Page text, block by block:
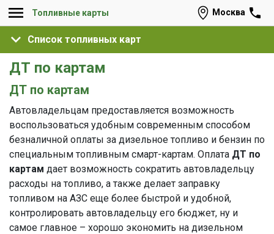
Топливные карты Москва
Список топливных карт
ДТ по картам
ДТ по картам
Автовладельцам предоставляется возможность
воспользоваться удобным современным способом
безналичной оплаты за дизельное топливо и бензин по
специальным топливным смарт-картам. Оплата ДТ по
картам дает возможность сократить автовладельцу
расходы на топливо, а также делает заправку
топливом на АЗС еще более быстрой и удобной,
контролировать автовладельцу его бюджет, ну и
самое главное – хорошо экономить на дизельном